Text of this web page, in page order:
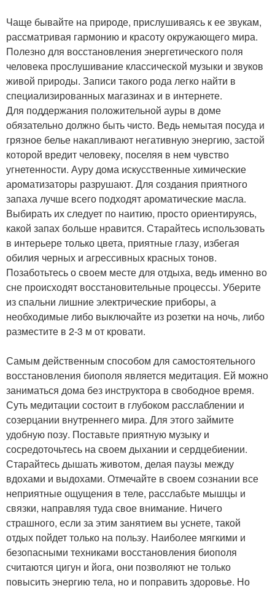
Чаще бывайте на природе, прислушиваясь к ее звукам,
рассматривая гармонию и красоту окружающего мира.
Полезно для восстановления энергетического поля
человека прослушивание классической музыки и звуков
живой природы. Записи такого рода легко найти в
специализированных магазинах и в интернете.
Для поддержания положительной ауры в доме
обязательно должно быть чисто. Ведь немытая посуда и
грязное белье накапливают негативную энергию, застой
которой вредит человеку, поселяя в нем чувство
угнетенности. Ауру дома искусственные химические
ароматизаторы разрушают. Для создания приятного
запаха лучше всего подходят ароматические масла.
Выбирать их следует по наитию, просто ориентируясь,
какой запах больше нравится. Старайтесь использовать
в интерьере только цвета, приятные глазу, избегая
обилия черных и агрессивных красных тонов.
Позаботьтесь о своем месте для отдыха, ведь именно во
сне происходят восстановительные процессы. Уберите
из спальни лишние электрические приборы, а
необходимые либо выключайте из розетки на ночь, либо
разместите в 2-3 м от кровати.
Самым действенным способом для самостоятельного
восстановления биополя является медитация. Ей можно
заниматься дома без инструктора в свободное время.
Суть медитации состоит в глубоком расслаблении и
созерцании внутреннего мира. Для этого займите
удобную позу. Поставьте приятную музыку и
сосредоточьтесь на своем дыхании и сердцебиении.
Старайтесь дышать животом, делая паузы между
вдохами и выдохами. Отмечайте в своем сознании все
неприятные ощущения в теле, расслабьте мышцы и
связки, направляя туда свое внимание. Ничего
страшного, если за этим занятием вы уснете, такой
отдых пойдет только на пользу. Наиболее мягкими и
безопасными техниками восстановления биополя
считаются цигун и йога, они позволяют не только
повысить энергию тела, но и поправить здоровье. Но